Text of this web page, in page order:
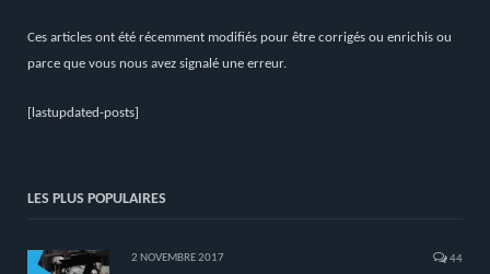
Ces articles ont été récemment modifiés pour être corrigés ou enrichis ou
parce que vous nous avez signalé une erreur.
[lastupdated-posts]
LES PLUS POPULAIRES
2 NOVEMBRE 2017 44